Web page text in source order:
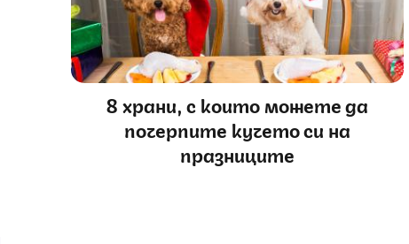
8 храни, с които можете да
почерпите кучето си на
празниците